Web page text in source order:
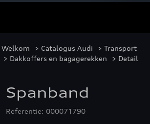
Welkom > Catalogus Audi > Transport
> Dakkoffers en bagagerekken > Detail
Spanband
Referentie: 000071790